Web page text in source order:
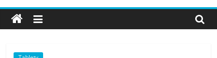
nejlepší